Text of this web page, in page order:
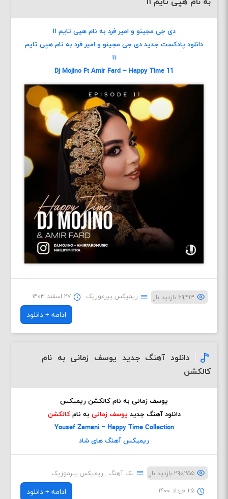
دی جی مجینو و امیر فرد به نام هپی تایم ۱۱
دانلود پادکست جديد دی جی مجینو و امیر فرد به نام هپی تایم
۱۱
Dj Mojino Ft Amir Fard – Happy Time 11
۶۹,۴۱۳ بازدید بار ریمیکس پیرموزیک ۲۷ اسفند ۱۴۰۳
ادامه + دانلود
دانلود آهنگ جدید یوسف زمانی به نام
کالکشن
یوسف زمانی به نام کالکشن ریمیکس
دانلود آهنگ جدید یوسف زمانی به نامکالکشن
Yousef Zamani – Happy Time Collection
ریمیکس آهنگ های شاد
۲۹۰,۲۵۵ بازدید بار تک آهنگ , ریمیکس پیرموزیک
۲۵ خرداد ۱۴۰۰ ادامه + دانلود